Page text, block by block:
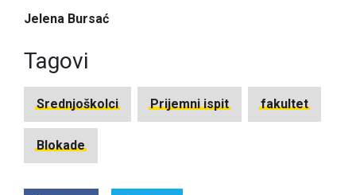
Jelena Bursać
Tagovi
Srednjoškolci Prijemni ispit fakultet
Blokade